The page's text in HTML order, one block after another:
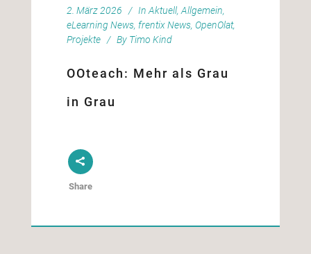
2. März 2026 In Aktuell, Allgemein,
eLearning News, frentix News, OpenOlat,
Projekte
By Timo Kind
OOteach: Mehr als Grau
in Grau
Share